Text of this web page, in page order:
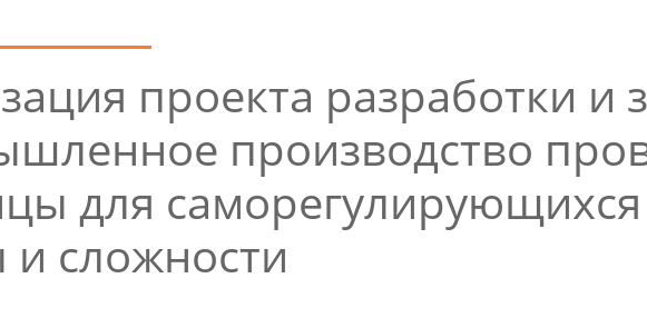
проекта разработки и
производство
для саморегулирующихся
и сложности